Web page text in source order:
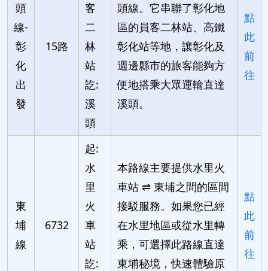
頭
線-
彰
化
出
發
15路
客
二
林
站
訖:
溪
頭
頭線。它串聯了彰化地
區的員客二林站、高鐵
彰化站等地，讓彰化及
週邊縣市的旅客能夠方
便地搭乘大眾運輸直達
溪頭。
點
此
前
往
東
埔
線
6732
起:
水
里
火
車
站
訖:
本路線主要提供水里火
車站 ⇌ 東埔之間的區間
接駁服務。如果您已經
在水里地區或從水里轉
乘，可選擇此路線直達
東埔秘境，快速體驗原
點
此
前
往